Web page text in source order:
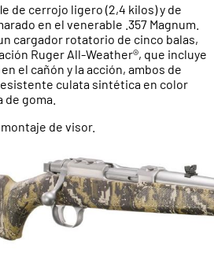
de cerrojo ligero (2,4 kilos) y de
en el venerable .357 Magnum.
cargador rotatorio de cinco balas,
Ruger All-Weather®, que incluye
el cañón y la acción, ambos de
culata sintética en color
goma.
de visor.